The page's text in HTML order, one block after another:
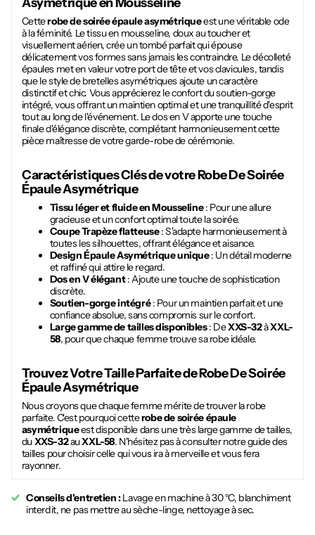
Cetterobe de soirée épaule asymétriqueest une véritable ode
à la féminité. Le tissu en mousseline, doux au toucher et
visuellement aérien, crée un tombé parfait qui épouse
délicatement vos formes sans jamais les contraindre. Le décolleté
épaules met en valeur votre port de tête et vos clavicules, tandis
que le style de bretelles asymétriques ajoute un caractère
distinctif et chic. Vous apprécierez le confort du soutien-gorge
intégré, vous offrant un maintien optimal et une tranquillité d'esprit
tout au long de l'événement. Le dos en V apporte une touche
finale d'élégance discrète, complétant harmonieusement cette
pièce maîtresse de votre garde-robe de cérémonie.
Caractéristiques Clés de votreRobe De Soirée
Épaule Asymétrique
Tissu léger et fluide en Mousseline: Pour une allure
gracieuse et un confort optimal toute la soirée.
Coupe Trapèze flatteuse: S'adapte harmonieusement à
toutes les silhouettes, offrant élégance et aisance.
Design Épaule Asymétrique unique: Un détail moderne
et raffiné qui attire le regard.
Dos en V élégant: Ajoute une touche de sophistication
discrète.
Soutien-gorge intégré: Pour un maintien parfait et une
confiance absolue, sans compromis sur le confort.
Large gamme de tailles disponibles: DeXXS-32àXXL-
58, pour que chaque femme trouve sa robe idéale.
Trouvez Votre Taille Parfaite deRobe De Soirée
Épaule Asymétrique
Nous croyons que chaque femme mérite de trouver la robe
parfaite. C'est pourquoi cetterobe de soirée épaule
asymétriqueest disponible dans une très large gamme de tailles,
duXXS-32auXXL-58. N'hésitez pas à consulter notre guide des
tailles pour choisir celle qui vous ira à merveille et vous fera
rayonner.
Conseils d'entretien :Lavage en machine à 30 °C, blanchiment
interdit, ne pas mettre au sèche-linge, nettoyage à sec.